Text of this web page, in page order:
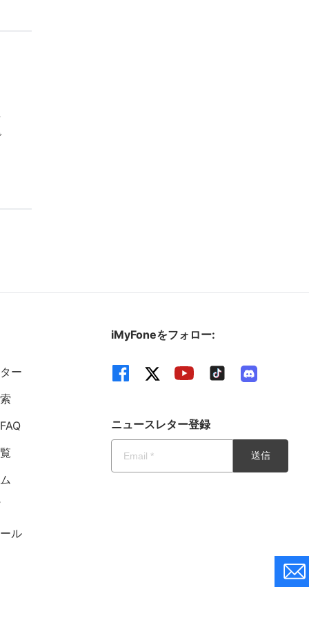
ー
ル
iMyFoneをフォロー:
ニュースレター登録
送信